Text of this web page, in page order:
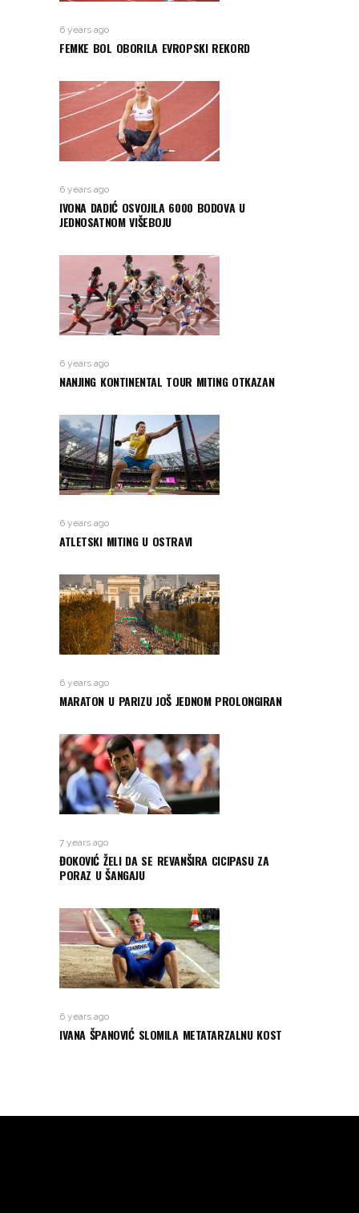
6 years ago
FEMKE BOL OBORILA EVROPSKI REKORD
6 years ago
IVONA DADIĆ OSVOJILA 6000 BODOVA U
JEDNOSATNOM VIŠEBOJU
6 years ago
NANJING KONTINENTAL TOUR MITING OTKAZAN
6 years ago
ATLETSKI MITING U OSTRAVI
6 years ago
MARATON U PARIZU JOŠ JEDNOM PROLONGIRAN
7 years ago
ĐOKOVIĆ ŽELI DA SE REVANŠIRA CICIPASU ZA
PORAZ U ŠANGAJU
6 years ago
IVANA ŠPANOVIĆ SLOMILA METATARZALNU KOST